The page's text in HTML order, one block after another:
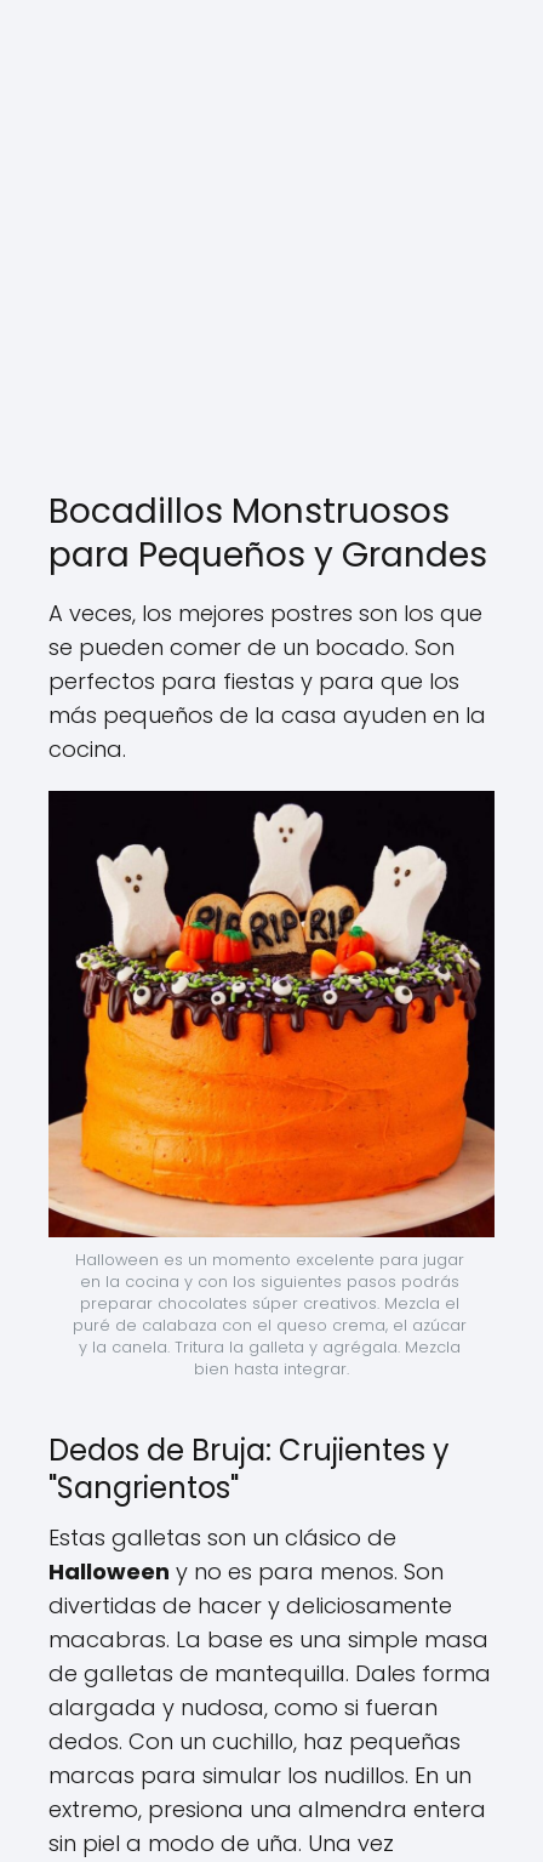
Bocadillos Monstruosos
para Pequeños y Grandes
A veces, los mejores postres son los que
se pueden comer de un bocado. Son
perfectos para fiestas y para que los
más pequeños de la casa ayuden en la
cocina.
Halloween es un momento excelente para jugar
en la cocina y con los siguientes pasos podrás
preparar chocolates súper creativos. Mezcla el
puré de calabaza con el queso crema, el azúcar
y la canela. Tritura la galleta y agrégala. Mezcla
bien hasta integrar.
Dedos de Bruja: Crujientes y
"Sangrientos"
Estas galletas son un clásico de
Halloween y no es para menos. Son
divertidas de hacer y deliciosamente
macabras. La base es una simple masa
de galletas de mantequilla. Dales forma
alargada y nudosa, como si fueran
dedos. Con un cuchillo, haz pequeñas
marcas para simular los nudillos. En un
extremo, presiona una almendra entera
sin piel a modo de uña. Una vez